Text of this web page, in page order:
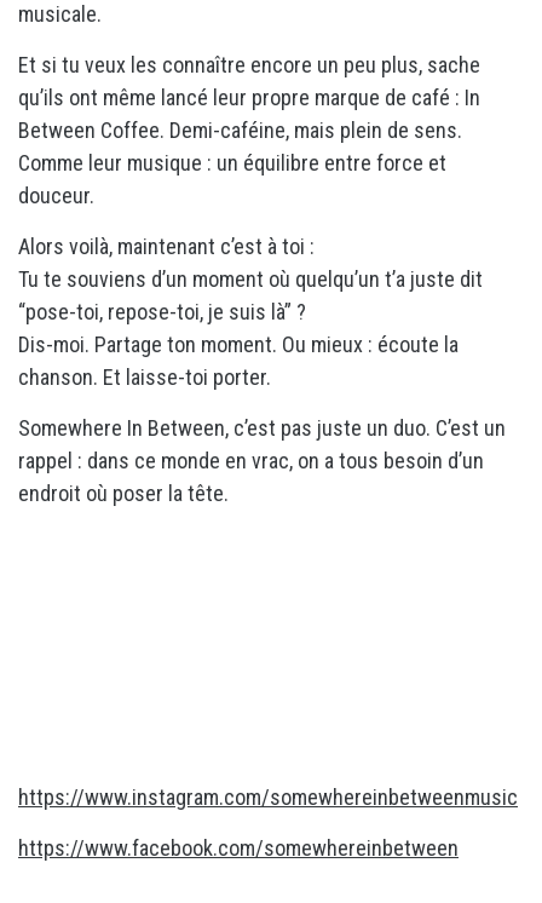
musicale.
Et si tu veux les connaître encore un peu plus, sache
qu’ils ont même lancé leur propre marque de café : In
Between Coffee. Demi-caféine, mais plein de sens.
Comme leur musique : un équilibre entre force et
douceur.
Alors voilà, maintenant c’est à toi :
Tu te souviens d’un moment où quelqu’un t’a juste dit
“pose-toi, repose-toi, je suis là” ?
Dis-moi. Partage ton moment. Ou mieux : écoute la
chanson. Et laisse-toi porter.
Somewhere In Between, c’est pas juste un duo. C’est un
rappel : dans ce monde en vrac, on a tous besoin d’un
endroit où poser la tête.
https://www.instagram.com/somewhereinbetweenmusic
https://www.facebook.com/somewhereinbetween